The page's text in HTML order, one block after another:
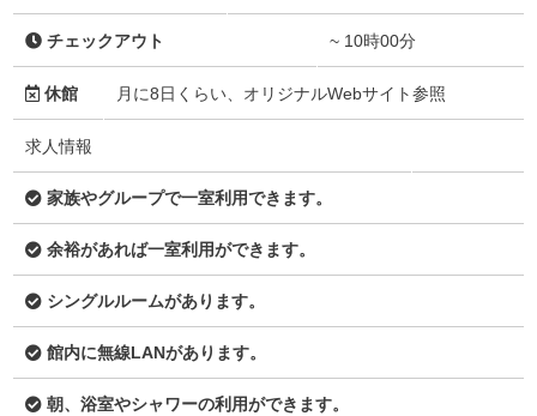
チェックアウト ~ 10時00分
休館 月に8日くらい、オリジナルWebサイト参照
求人情報
家族やグループで一室利用できます。
余裕があれば一室利用ができます。
シングルルームがあります。
館内に無線LANがあります。
朝、浴室やシャワーの利用ができます。